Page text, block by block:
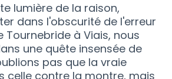
lumière de la raison,
dans l'obscurité de l'erreur
Tournebride à Viais, nous
une quête insensée de
pas que la vraie
celle contre la montre, mais